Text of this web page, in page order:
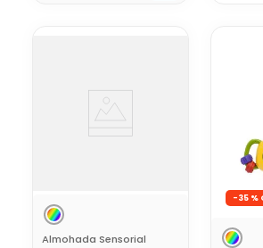
Almohada Sensorial
-35 %